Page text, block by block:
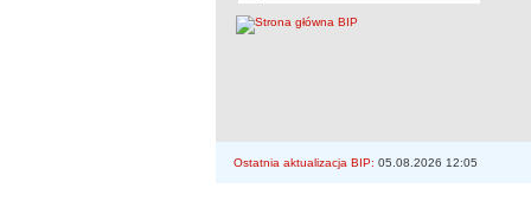
Ostatnia aktualizacja BIP: 05.08.2026 12:05